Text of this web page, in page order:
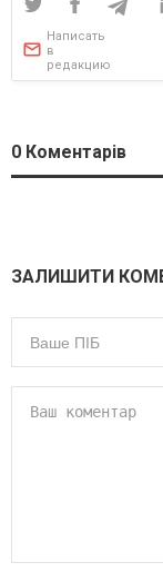
Написать
в
редакцию
0 Коментарів
ЗАЛИШИТИ